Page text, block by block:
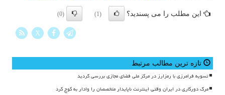
این مطلب را می پسندید؟ (1)
(0)
X
تازه ترین مطالب مرتبط
تسویه فرامرزی با رمزارز در مرکز ملی فضای مجازی بررسی گردید
مرگ دورکاری در ایران وقتی اینترنت ناپایدار متخصصان را وادار به کوچ کرد